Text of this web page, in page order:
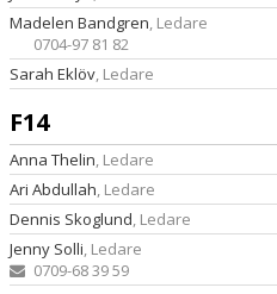
Madelen Bandgren, Ledare
0704-97 81 82
Sarah Eklöv, Ledare
F14
Anna Thelin, Ledare
Ari Abdullah, Ledare
Dennis Skoglund, Ledare
Jenny Solli, Ledare
0709-68 39 59